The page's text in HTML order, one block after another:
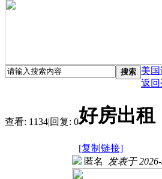
搜索 美
返回
查看: 1134|回复: 0好房出租
[复制链接]
匿名 发表于